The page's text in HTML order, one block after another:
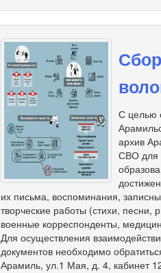
С целью
архив
СВО для
их письма, воспоминания,
творческие работы (стихи, песни,
военные корреспонденты,
Для осуществления
документов необходимо
Арамиль, ул.1 Мая, д. 4, кабинет